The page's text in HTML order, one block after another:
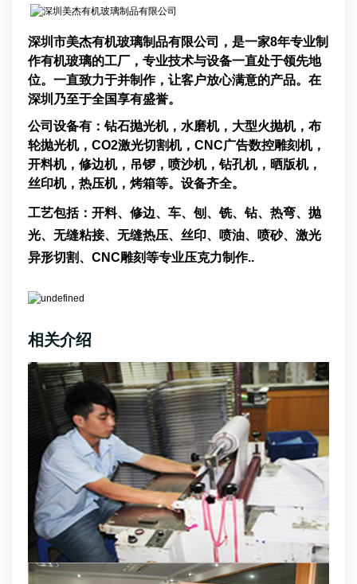
深圳市美杰有机玻璃制品有限公司，是一家8年专业制
作有机玻璃的工厂，专业技术与设备一直处于领先地
位。一直致力于并制作，让客户放心满意的产品。在
深圳乃至于全国享有盛誉。
公司设备有：钻石抛光机，水磨机，大型火抛机，布
轮抛光机，CO2激光切割机，CNC广告数控雕刻机，
开料机，修边机，吊锣，喷沙机，钻孔机，晒版机，
丝印机，热压机，烤箱等。设备齐全。
工艺包括：开料、修边、车、刨、铣、钻、热弯、抛
光、无缝粘接、无缝热压、丝印、喷油、喷砂、激光
异形切割、CNC雕刻等专业压克力制作..
相关介绍